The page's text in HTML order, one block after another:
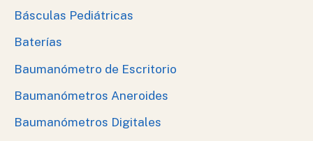
Básculas Pediátricas
Baterías
Baumanómetro de Escritorio
Baumanómetros Aneroides
Baumanómetros Digitales